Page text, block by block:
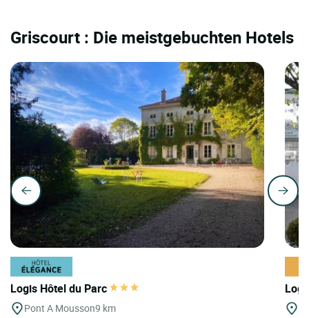
Griscourt : Die meistgebuchten Hotels
Logis Hôtel du Parc
Pont A Mousson9 km